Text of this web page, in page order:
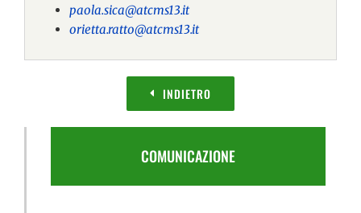
paola.sica@atcms13.it
orietta.ratto@atcms13.it
INDIETRO
COMUNICAZIONE